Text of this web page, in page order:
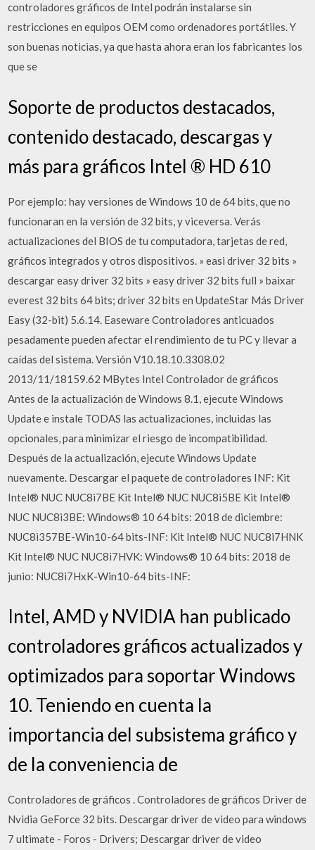
controladores gráficos de Intel podrán instalarse sin
restricciones en equipos OEM como ordenadores portátiles. Y
son buenas noticias, ya que hasta ahora eran los fabricantes los
que se
Soporte de productos destacados,
contenido destacado, descargas y
más para gráficos Intel ® HD 610
Por ejemplo: hay versiones de Windows 10 de 64 bits, que no
funcionaran en la versión de 32 bits, y viceversa. Verás
actualizaciones del BIOS de tu computadora, tarjetas de red,
gráficos integrados y otros dispositivos. » easi driver 32 bits »
descargar easy driver 32 bits » easy driver 32 bits full » baixar
everest 32 bits 64 bits; driver 32 bits en UpdateStar Más Driver
Easy (32-bit) 5.6.14. Easeware Controladores anticuados
pesadamente pueden afectar el rendimiento de tu PC y llevar a
caídas del sistema. Versión V10.18.10.3308.02
2013/11/18159.62 MBytes Intel Controlador de gráficos
Antes de la actualización de Windows 8.1, ejecute Windows
Update e instale TODAS las actualizaciones, incluidas las
opcionales, para minimizar el riesgo de incompatibilidad.
Después de la actualización, ejecute Windows Update
nuevamente. Descargar el paquete de controladores INF: Kit
Intel® NUC NUC8i7BE Kit Intel® NUC NUC8i5BE Kit Intel®
NUC NUC8i3BE: Windows® 10 64 bits: 2018 de diciembre:
NUC8i357BE-Win10-64 bits-INF: Kit Intel® NUC NUC8i7HNK
Kit Intel® NUC NUC8i7HVK: Windows® 10 64 bits: 2018 de
junio: NUC8i7HxK-Win10-64 bits-INF:
Intel, AMD y NVIDIA han publicado
controladores gráficos actualizados y
optimizados para soportar Windows
10. Teniendo en cuenta la
importancia del subsistema gráfico y
de la conveniencia de
Controladores de gráficos . Controladores de gráficos Driver de
Nvidia GeForce 32 bits. Descargar driver de video para windows
7 ultimate - Foros - Drivers; Descargar driver de video